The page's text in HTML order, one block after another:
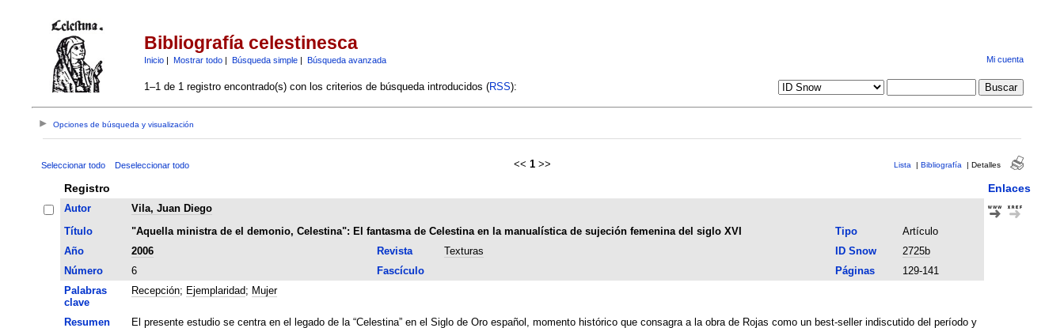
Bibliografía celestinesca
Inicio| Mostrar todo| Búsqueda simple| Búsqueda avanzada Mi cuenta
1–1 de 1 registro encontrado(s) con los criterios de búsqueda introducidos (RSS):
Opciones de búsqueda y visualización
Seleccionar todo Deseleccionar todo << 1 >> Lista | Bibliografía | Detalles
Registro Enlaces
Autor
Vila, Juan Diego
Título
"Aquella ministra de el demonio, Celestina": El fantasma de Celestina en la manualística de sujeción femenina del siglo XVI Tipo
Artículo
Año
2006 Revista Texturas ID Snow
2725b
Número
6 Fascículo Páginas
129-141
Palabras
clave
Recepción; Ejemplaridad; Mujer
Resumen
El presente estudio se centra en el legado de la “Celestina” en el Siglo de Oro español, momento histórico que consagra a la obra de Rojas como un best-seller indiscutido del período y